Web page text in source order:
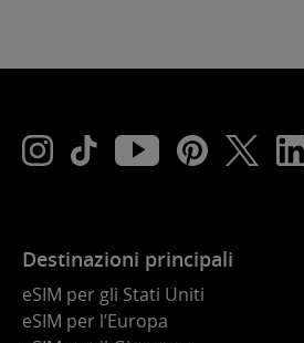
Destinazioni principali
eSIM per gli Stati Uniti
eSIM per l’Europa